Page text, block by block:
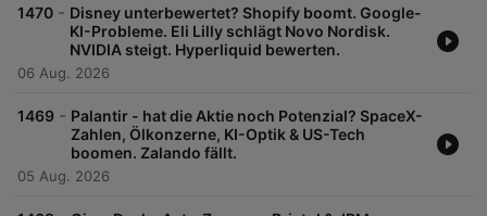
1470 - Disney unterbewertet? Shopify boomt. Google-
KI-Probleme. Eli Lilly schlägt Novo Nordisk.
NVIDIA steigt. Hyperliquid bewerten.
06 Aug. 2026
1469 - Palantir - hat die Aktie noch Potenzial? SpaceX-
Zahlen, Ölkonzerne, KI-Optik & US-Tech
boomen. Zalando fällt.
05 Aug. 2026